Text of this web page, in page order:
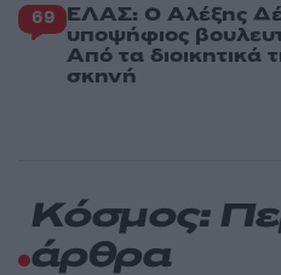
69 ΕΛΑΣ: Ο Αλέξης
υποψήφιος
Από τα διοικητικά
σκηνή
Κόσμος:
άρθρα